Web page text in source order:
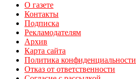
О газете
Контакты
Подписка
Рекламодателям
Архив
Карта сайта
Политика конфиденциальности
Отказ от ответственности